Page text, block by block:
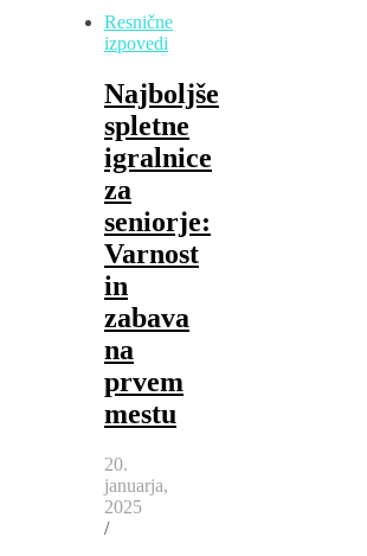
Resnične
izpovedi
Najboljše
spletne
igralnice
za
seniorje:
Varnost
in
zabava
na
prvem
mestu
20.
januarja,
2025
/